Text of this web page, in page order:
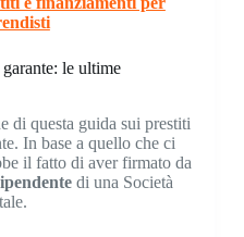
le ultime
di questa guida sui prestiti
In base a quello che ci
il fatto di aver firmato da
di una Società